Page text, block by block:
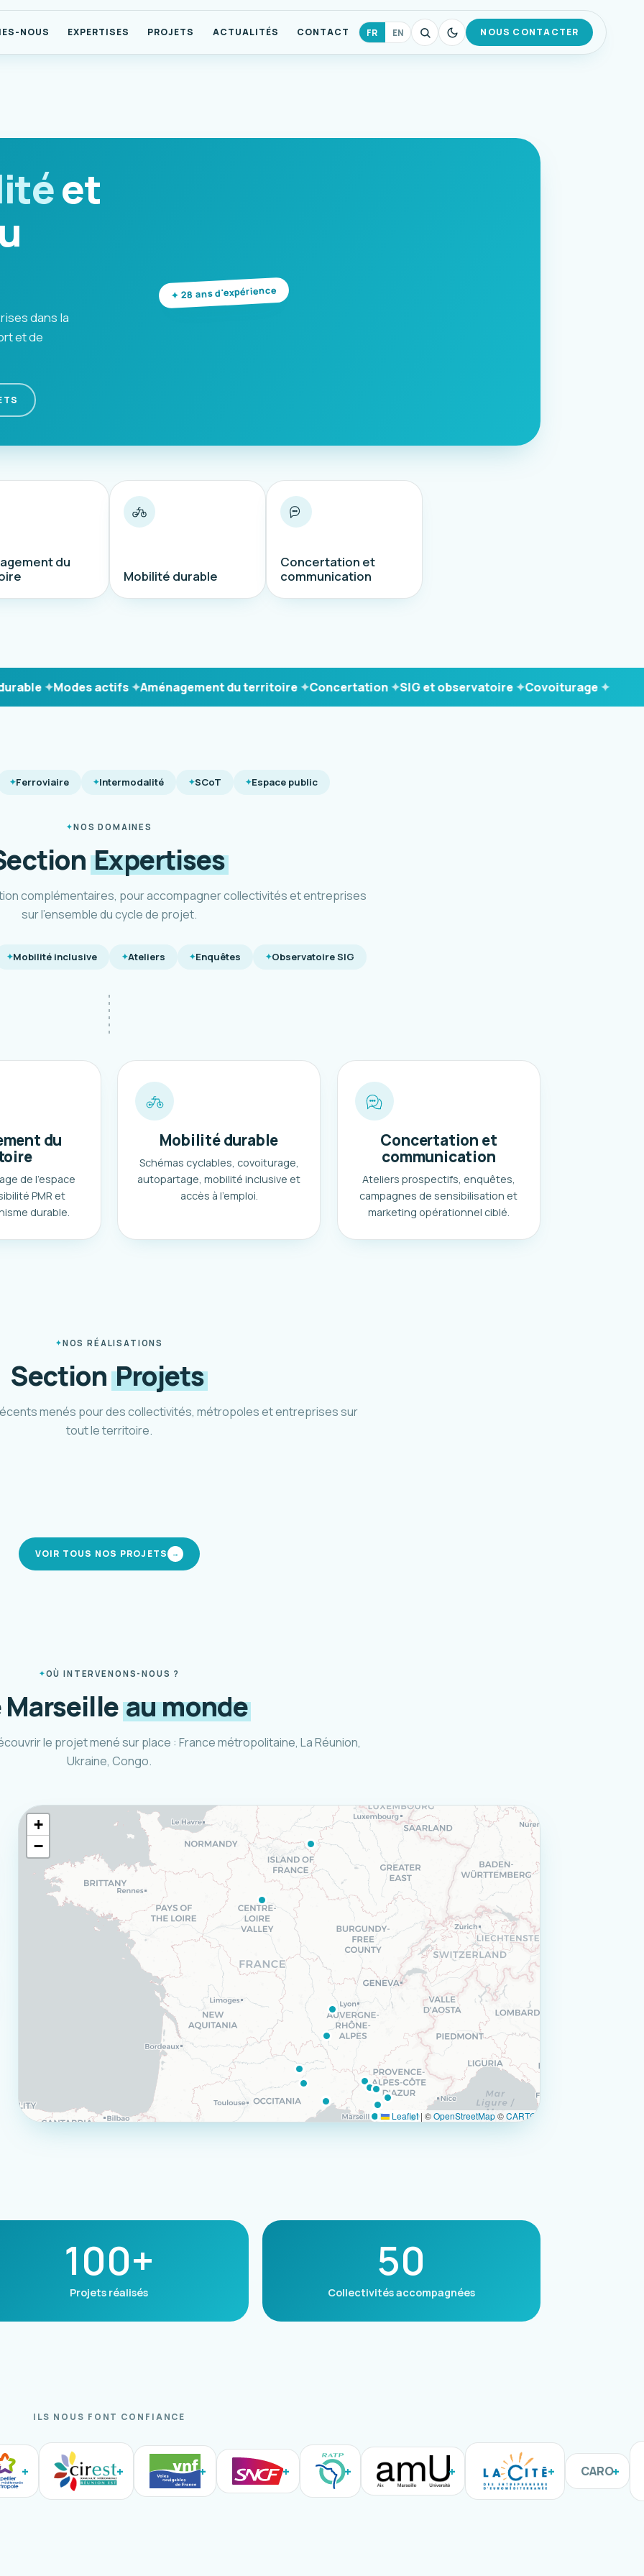
NOUS EXPERTISES PROJETS ACTUALITÉS CONTACT FR EN NOUS CONTACTER
et
dans la
et de
28 ans d'expérience
du
Mobilité durable
Concertation et
communication
Modes actifs Aménagement du territoire Concertation SIG et observatoire Covoiturage
Ferroviaire Intermodalité SCoT Espace public
NOS DOMAINES
Expertises
complémentaires, pour accompagner collectivités et entreprises
sur l'ensemble du cycle de projet.
Mobilité inclusive Ateliers Enquêtes Observatoire SIG
du
de l'espace
PMR et
durable.
Mobilité durable
Schémas cyclables, covoiturage,
autopartage, mobilité inclusive et
accès à l'emploi.
Concertation et
communication
Ateliers prospectifs, enquêtes,
campagnes de sensibilisation et
marketing opérationnel ciblé.
NOS RÉALISATIONS
SectionProjets
menés pour des collectivités, métropoles et entreprises sur
tout le territoire.
cyclable Métropole 3M
VOIR TOUS NOS PROJETS →
OÙ INTERVENONS-NOUS ?
Marseille au monde
le projet mené sur place : France métropolitaine, La Réunion,
Ukraine, Congo.
+
−
Leaflet | ©OpenStreetMap©CARTO
100+
Projets réalisés
50
Collectivités accompagnées
ILS NOUS FONT CONFIANCE
CARO